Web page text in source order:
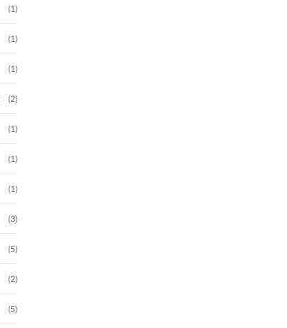
(1)
(1)
(1)
(2)
(1)
(1)
(1)
(3)
(5)
(2)
(5)